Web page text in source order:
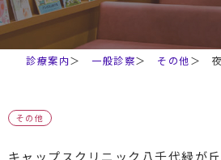
診療案内＞ 一般診察＞ その他＞
その他